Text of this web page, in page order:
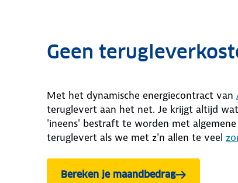
Geen
Met het dynamische energiecontract van
teruglevert aan het net. Je krijgt altijd
'ineens' bestraft te worden met
teruglevert als we met z'n allen te veel
Bereken je maandbedrag